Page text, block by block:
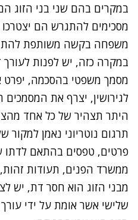
במקרים בהם שני בני הזוג
מסכימים להתגרש הם
משפחה בקשה משותפת
במקרה כזה, יש לפנות לעורך
מסמך משפטי בהסכמה, יפרט
לגירושין, יצרף את המסמכים
היתר תצהיר של כל אחד
תרגום נוטריוני נאמן
פרטים, טפסים בהתאם לדתו
ממשרד הפנים, תעודות
מבני הזוג הוא חסר דת, יש
שלישי אשר אומת על ידי